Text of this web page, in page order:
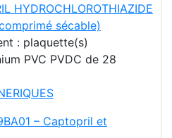
HYDROCHLOROTHIAZIDE
sécable)
: plaquette(s)
PVC PVDC de 28
– Captopril et